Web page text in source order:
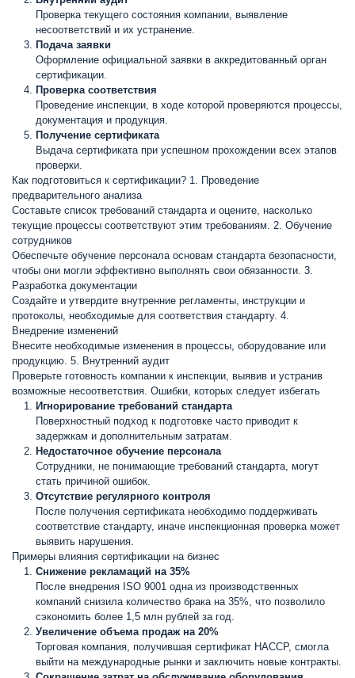
Проверка текущего состояния компании, выявление
несоответствий и их устранение.
Подача заявки
Оформление официальной заявки в аккредитованный орган
сертификации.
Проверка соответствия
Проведение инспекции, в ходе которой проверяются процессы,
документация и продукция.
Получение сертификата
Выдача сертификата при успешном прохождении всех этапов
проверки.
Как подготовиться к сертификации? 1. Проведение
предварительного анализа
Составьте список требований стандарта и оцените, насколько
текущие процессы соответствуют этим требованиям. 2. Обучение
сотрудников
Обеспечьте обучение персонала основам стандарта безопасности,
чтобы они могли эффективно выполнять свои обязанности. 3.
Разработка документации
Создайте и утвердите внутренние регламенты, инструкции и
протоколы, необходимые для соответствия стандарту. 4.
Внедрение изменений
Внесите необходимые изменения в процессы, оборудование или
продукцию. 5. Внутренний аудит
Проверьте готовность компании к инспекции, выявив и устранив
возможные несоответствия. Ошибки, которых следует избегать
Игнорирование требований стандарта
Поверхностный подход к подготовке часто приводит к
задержкам и дополнительным затратам.
Недостаточное обучение персонала
Сотрудники, не понимающие требований стандарта, могут
стать причиной ошибок.
Отсутствие регулярного контроля
После получения сертификата необходимо поддерживать
соответствие стандарту, иначе инспекционная проверка может
выявить нарушения.
Примеры влияния сертификации на бизнес
Снижение рекламаций на 35%
После внедрения ISO 9001 одна из производственных
компаний снизила количество брака на 35%, что позволило
сэкономить более 1,5 млн рублей за год.
Увеличение объема продаж на 20%
Торговая компания, получившая сертификат HACCP, смогла
выйти на международные рынки и заключить новые контракты.